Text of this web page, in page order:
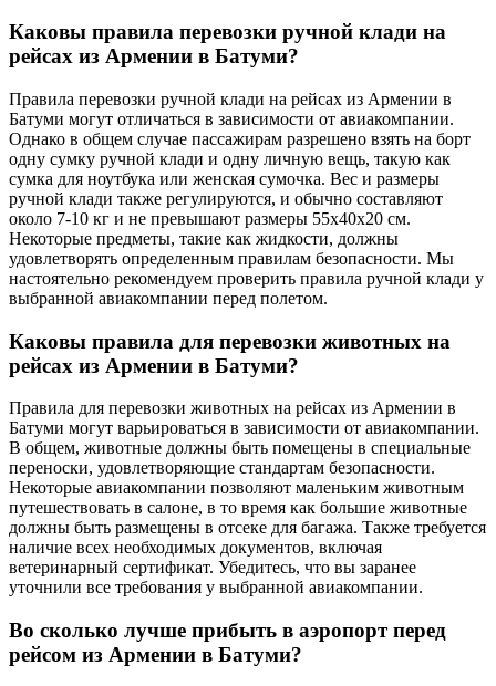
Каковы правила перевозки ручной клади на
рейсах из Армении в Батуми?
Правила перевозки ручной клади на рейсах из Армении в
Батуми могут отличаться в зависимости от авиакомпании.
Однако в общем случае пассажирам разрешено взять на борт
одну сумку ручной клади и одну личную вещь, такую как
сумка для ноутбука или женская сумочка. Вес и размеры
ручной клади также регулируются, и обычно составляют
около 7-10 кг и не превышают размеры 55x40x20 см.
Некоторые предметы, такие как жидкости, должны
удовлетворять определенным правилам безопасности. Мы
настоятельно рекомендуем проверить правила ручной клади у
выбранной авиакомпании перед полетом.
Каковы правила для перевозки животных на
рейсах из Армении в Батуми?
Правила для перевозки животных на рейсах из Армении в
Батуми могут варьироваться в зависимости от авиакомпании.
В общем, животные должны быть помещены в специальные
переноски, удовлетворяющие стандартам безопасности.
Некоторые авиакомпании позволяют маленьким животным
путешествовать в салоне, в то время как большие животные
должны быть размещены в отсеке для багажа. Также требуется
наличие всех необходимых документов, включая
ветеринарный сертификат. Убедитесь, что вы заранее
уточнили все требования у выбранной авиакомпании.
Во сколько лучше прибыть в аэропорт перед
рейсом из Армении в Батуми?